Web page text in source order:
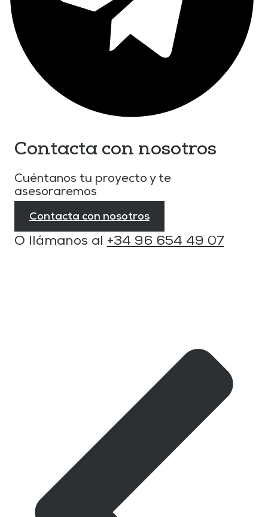
Contacta con nosotros
Cuéntanos tu proyecto y te
asesoraremos
Contacta con nosotros
O llámanos al +34 96 654 49 07